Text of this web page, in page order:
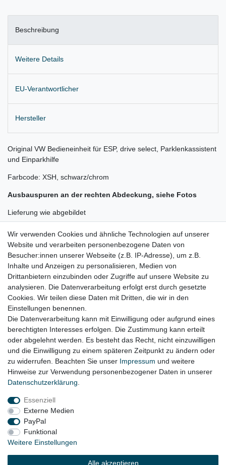
Beschreibung
Weitere Details
EU-Verantwortlicher
Hersteller
Original VW Bedieneinheit für ESP, drive select, Parklenkassistent
und Einparkhilfe
Farbcode: XSH, schwarz/chrom
Ausbauspuren an der rechten Abdeckung, siehe Fotos
Lieferung wie abgebildet
Gerne prüfen wir für Sie anhand Ihrer Fahrgestellnummer (VIN)
ob der Artikel bei Ihrem Fahrzeug passt
für:
VW Tiguan I Bj. 2007 - 2016
VW Touran I GP2 Bj.05/2010 - 2015
Lieferzeit etwa 1 bis 3 Werktage
Wir verwenden Cookies und ähnliche Technologien auf unserer
Website und verarbeiten personenbezogene Daten von
Besucher:innen unserer Webseite (z.B. IP-Adresse), um z.B.
Inhalte und Anzeigen zu personalisieren, Medien von
Drittanbietern einzubinden oder Zugriffe auf unsere Website zu
analysieren. Die Datenverarbeitung erfolgt erst durch gesetzte
Cookies. Wir teilen diese Daten mit Dritten, die wir in den
Einstellungen benennen.
Die Datenverarbeitung kann mit Einwilligung oder aufgrund eines
berechtigten Interesses erfolgen. Die Zustimmung kann erteilt
oder abgelehnt werden. Es besteht das Recht, nicht einzuwilligen
und die Einwilligung zu einem späteren Zeitpunkt zu ändern oder
zu widerrufen. Beachten Sie unser Impressum und weitere
Hinweise zur Verwendung personenbezogener Daten in unserer
Daten­schutz­erklärung
Essenziell
Externe Medien
PayPal
Funktional
Weitere Einstellungen
Alle akzeptieren
Impressum
Widerrufs­recht
© Copyright 2026 | Alle Rechte vorbehalten.